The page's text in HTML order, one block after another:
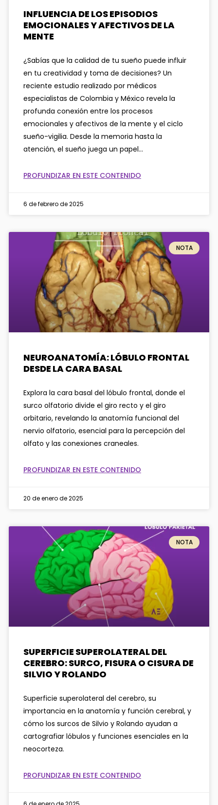
INFLUENCIA DE LOS EPISODIOS
EMOCIONALES Y AFECTIVOS DE LA
MENTE
¿Sabías que la calidad de tu sueño puede influir
en tu creatividad y toma de decisiones? Un
reciente estudio realizado por médicos
especialistas de Colombia y México revela la
profunda conexión entre los procesos
emocionales y afectivos de la mente y el ciclo
sueño-vigilia. Desde la memoria hasta la
atención, el sueño juega un papel...
PROFUNDIZAR EN ESTE CONTENIDO
6 de febrero de 2025
NOTA
NEUROANATOMÍA: LÓBULO FRONTAL
DESDE LA CARA BASAL
Explora la cara basal del lóbulo frontal, donde el
surco olfatorio divide el giro recto y el giro
orbitario, revelando la anatomía funcional del
nervio olfatorio, esencial para la percepción del
olfato y las conexiones craneales.
PROFUNDIZAR EN ESTE CONTENIDO
20 de enero de 2025
NOTA
SUPERFICIE SUPEROLATERAL DEL
CEREBRO: SURCO, FISURA O CISURA DE
SILVIO Y ROLANDO
Superficie superolateral del cerebro, su
importancia en la anatomía y función cerebral, y
cómo los surcos de Silvio y Rolando ayudan a
cartografiar lóbulos y funciones esenciales en la
neocorteza.
PROFUNDIZAR EN ESTE CONTENIDO